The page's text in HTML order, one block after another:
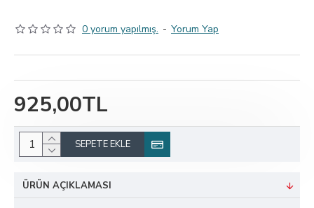
0 yorum yapılmış. - Yorum Yap
925,00TL
SEPETE EKLE
ÜRÜN AÇIKLAMASI